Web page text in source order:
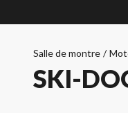
Salle de montre /
SKI-